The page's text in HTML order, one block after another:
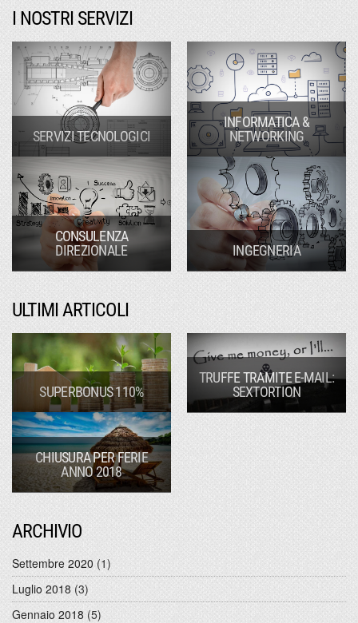
I NOSTRI SERVIZI
SERVIZI TECNOLOGICI
INFORMATICA &
NETWORKING
CONSULENZA
DIREZIONALE
INGEGNERIA
ULTIMI ARTICOLI
SUPERBONUS 110%
TRUFFE TRAMITE E-MAIL:
SEXTORTION
CHIUSURA PER FERIE
ANNO 2018
ARCHIVIO
Settembre 2020 (1)
Luglio 2018 (3)
Gennaio 2018 (5)